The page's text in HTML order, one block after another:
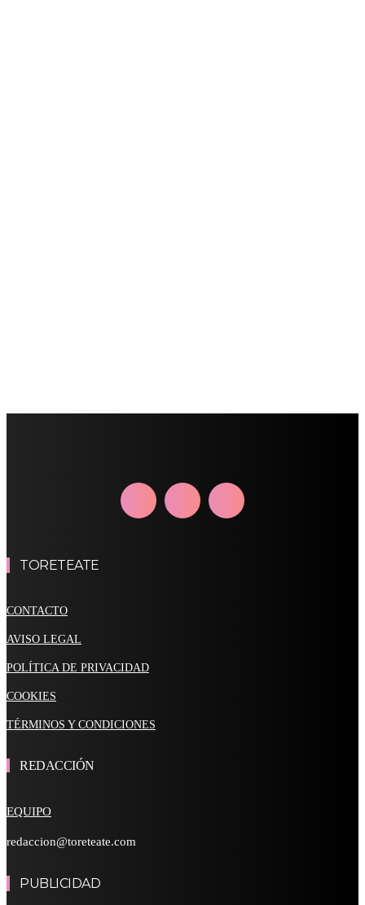
TORETEATE
CONTACTO
AVISO LEGAL
POLÍTICA DE PRIVACIDAD
COOKIES
TÉRMINOS Y CONDICIONES
REDACCIÓN
EQUIPO
redaccion@toreteate.com
PUBLICIDAD